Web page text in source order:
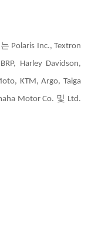
Polaris Inc., Textron
Harley Davidson,
KTM, Argo, Taiga
Motor Co. 및 Ltd.